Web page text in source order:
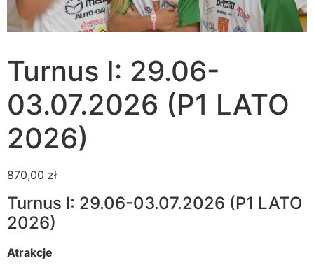
Turnus I: 29.06-
03.07.2026 (P1 LATO
2026)
870,00 zł
Turnus I: 29.06-03.07.2026 (P1 LATO
2026)
Atrakcje